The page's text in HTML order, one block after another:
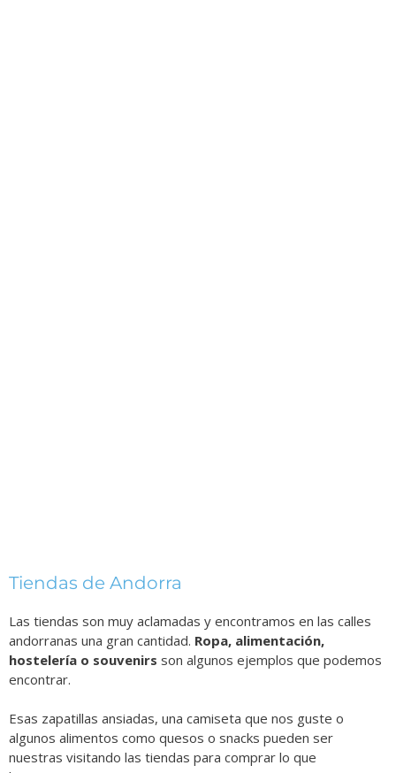
Tiendas de Andorra
Las tiendas son muy aclamadas y encontramos en las calles
andorranas una gran cantidad. Ropa, alimentación,
hostelería o souvenirs son algunos ejemplos que podemos
encontrar.
Esas zapatillas ansiadas, una camiseta que nos guste o
algunos alimentos como quesos o snacks pueden ser
nuestras visitando las tiendas para comprar lo que